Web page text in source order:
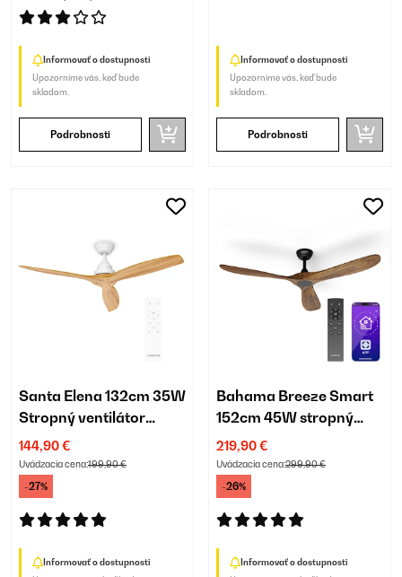
Informovať o dostupnosti
Upozorníme vás, keď bude
skladom.
Podrobnosti
Informovať o dostupnosti
Upozorníme vás, keď bude
skladom.
Podrobnosti
Santa Elena 132cm 35W
Stropný ventilátor
Javor
144,90 €
Uvádzacia cena:199,90 €
-27%
Informovať o dostupnosti
Bahama Breeze Smart
152cm 45W stropný
ventilátor orech
219,90 €
Uvádzacia cena:299,90 €
-26%
Informovať o dostupnosti